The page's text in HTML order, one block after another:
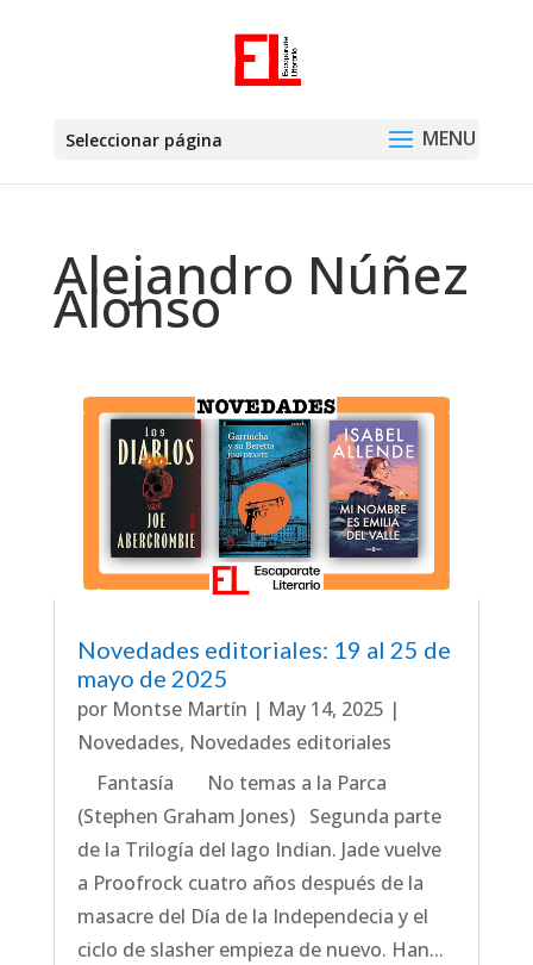
Seleccionar página
Alejandro Núñez
Alonso
Novedades editoriales: 19 al 25 de
mayo de 2025
por Montse Martín | May 14, 2025 |
Novedades, Novedades editoriales
Fantasía No temas a la Parca
(Stephen Graham Jones) Segunda parte
de la Trilogía del lago Indian. Jade vuelve
a Proofrock cuatro años después de la
masacre del Día de la Independecia y el
ciclo de slasher empieza de nuevo. Han...